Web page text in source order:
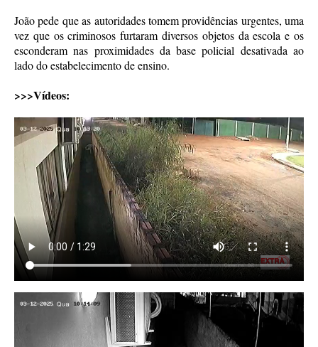
João pede que as autoridades tomem providências urgentes, uma
vez que os criminosos furtaram diversos objetos da escola e os
esconderam nas proximidades da base policial desativada ao
lado do estabelecimento de ensino.
>>>Vídeos: